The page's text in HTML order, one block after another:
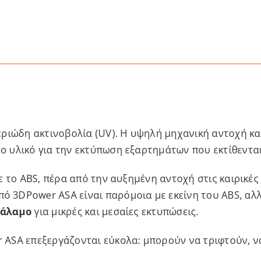
ακτινοβολία (UV). Η υψηλή μηχανική αντοχή
για την εκτύπωση εξαρτημάτων που
ABS, πέρα από την αυξημένη αντοχή στις
ASA είναι παρόμοια με εκείνη του ABS,
για μικρές και μεσαίες εκτυπώσεις.
επεξεργάζονται εύκολα: μπορούν να τριφτούν,